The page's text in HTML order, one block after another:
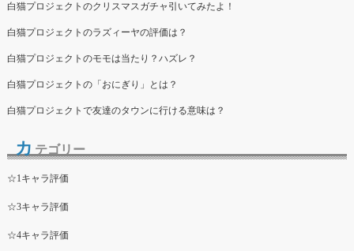
白猫プロジェクトのクリスマスガチャ引いてみたよ！
白猫プロジェクトのラズィーヤの評価は？
白猫プロジェクトのモモは当たり？ハズレ？
白猫プロジェクトの「おにぎり」とは？
白猫プロジェクトで友達のタウンに行ける意味は？
カ テゴリー
☆1キャラ評価
☆3キャラ評価
☆4キャラ評価